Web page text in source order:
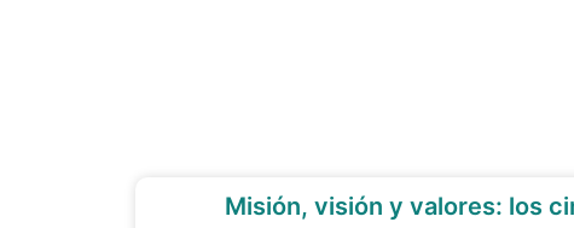
Misión, visión y valores: los